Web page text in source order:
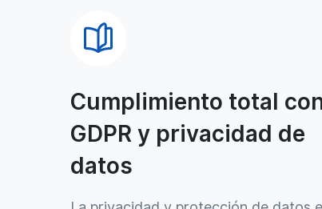
Cumplimiento total
GDPR y privacidad de
datos